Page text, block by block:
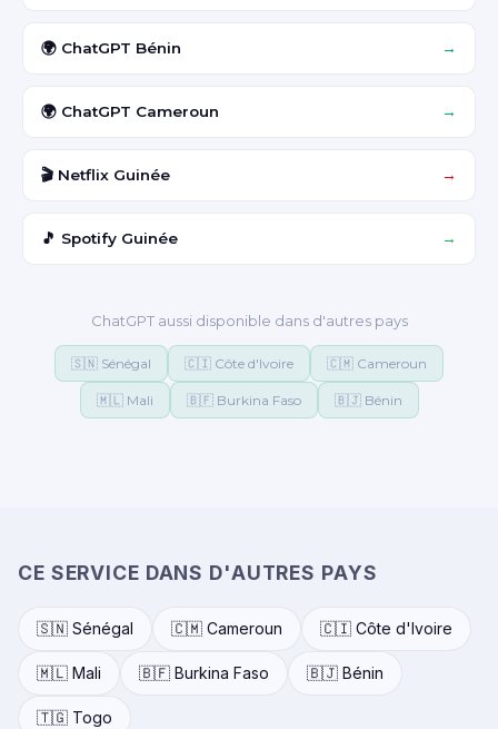
🌍 ChatGPT Bénin →
🌍 ChatGPT Cameroun →
🎬 Netflix Guinée →
🎵 Spotify Guinée →
ChatGPT aussi disponible dans d'autres pays
🇸🇳 Sénégal 🇨🇮 Côte d'Ivoire 🇨🇲 Cameroun
🇲🇱 Mali 🇧🇫 Burkina Faso 🇧🇯 Bénin
CE SERVICE DANS D'AUTRES PAYS
🇸🇳 Sénégal 🇨🇲 Cameroun 🇨🇮 Côte d'Ivoire
🇲🇱 Mali 🇧🇫 Burkina Faso 🇧🇯 Bénin
🇹🇬 Togo